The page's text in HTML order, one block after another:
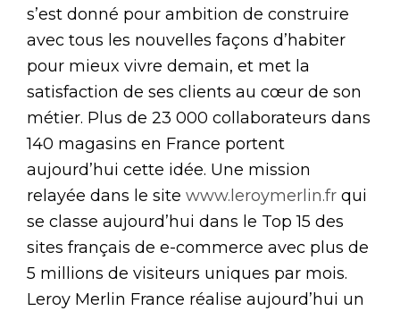
s’est donné pour ambition de construire
avec tous les nouvelles façons d’habiter
pour mieux vivre demain, et met la
satisfaction de ses clients au cœur de son
métier. Plus de 23 000 collaborateurs dans
140 magasins en France portent
aujourd’hui cette idée. Une mission
relayée dans le site www.leroymerlin.fr qui
se classe aujourd’hui dans le Top 15 des
sites français de e-commerce avec plus de
5 millions de visiteurs uniques par mois.
Leroy Merlin France réalise aujourd’hui un